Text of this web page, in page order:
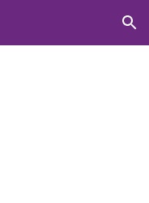
Skip to navigation